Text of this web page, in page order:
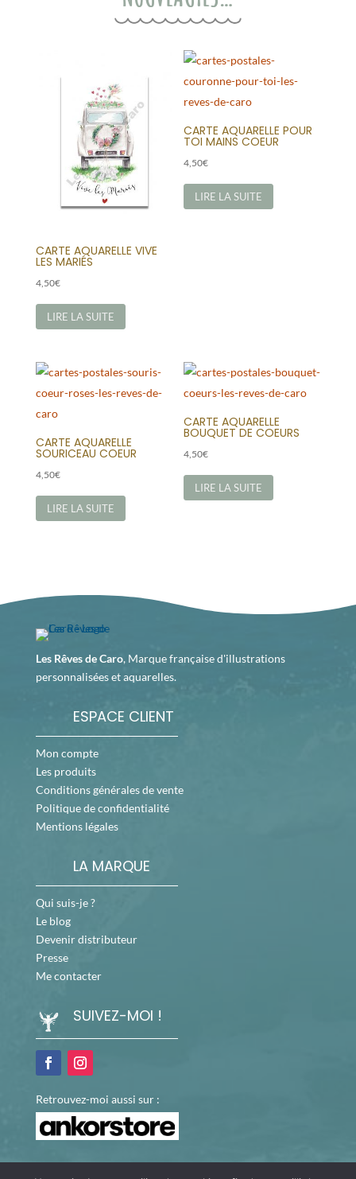
CARTE AQUARELLE VIVE
LES MARIÉS
4,50€
LIRE LA SUITE
CARTE AQUARELLE POUR
TOI MAINS COEUR
4,50€
LIRE LA SUITE
CARTE AQUARELLE
SOURICEAU COEUR
4,50€
LIRE LA SUITE
CARTE AQUARELLE
BOUQUET DE COEURS
4,50€
LIRE LA SUITE
Les Rêves de Caro, Marque française d'illustrations
personnalisées et aquarelles.
ESPACE CLIENT
Mon compte
Les produits
Conditions générales de vente
Politique de confidentialité
Mentions légales
LA MARQUE
Qui suis-je ?
Le blog
Devenir distributeur
Presse
Me contacter
SUIVEZ-MOI !
Retrouvez-moi aussi sur :